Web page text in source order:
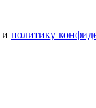
и политику